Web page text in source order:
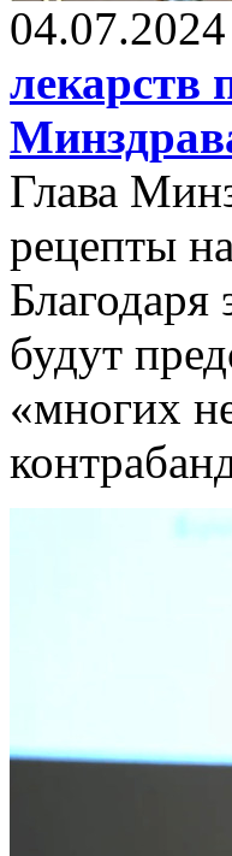
04.07.2024
лекарств
Глава
рецепты
Благодаря
будут
«многих